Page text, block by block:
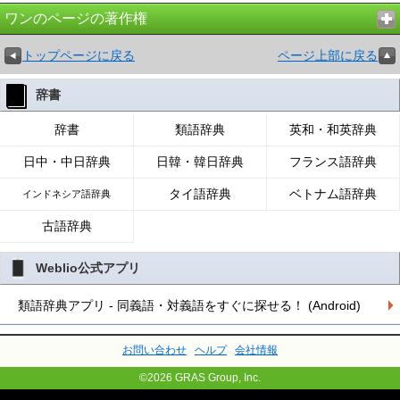
ワンのページの著作権
トップページに戻る ページ上部に戻る
辞書
辞書 類語辞典 英和・和英辞典
日中・中日辞典 日韓・韓日辞典 フランス語辞典
インドネシア語辞典 タイ語辞典 ベトナム語辞典
古語辞典
Weblio公式アプリ
類語辞典アプリ - 同義語・対義語をすぐに探せる！ (Android)
お問い合わせ ヘルプ 会社情報
©2026 GRAS Group, Inc.